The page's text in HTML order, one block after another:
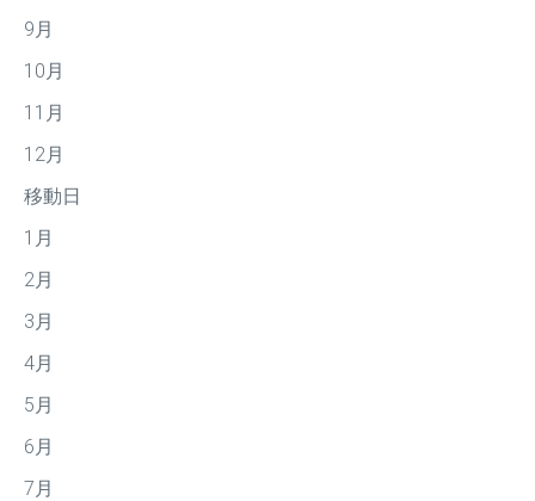
9月
10月
11月
12月
移動日
1月
2月
3月
4月
5月
6月
7月